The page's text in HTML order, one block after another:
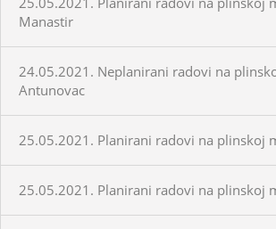
Manastir
24.05.2021. Neplanirani radovi na
Antunovac
25.05.2021. Planirani radovi na plinskoj
25.05.2021. Planirani radovi na plinskoj